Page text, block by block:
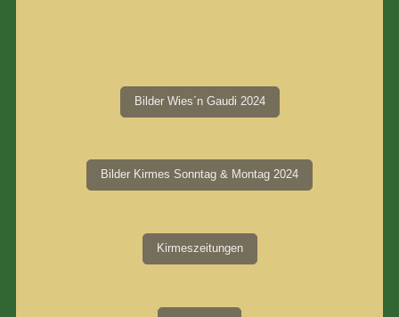
Bilder Wies´n Gaudi 2024
Bilder Kirmes Sonntag & Montag 2024
Kirmeszeitungen